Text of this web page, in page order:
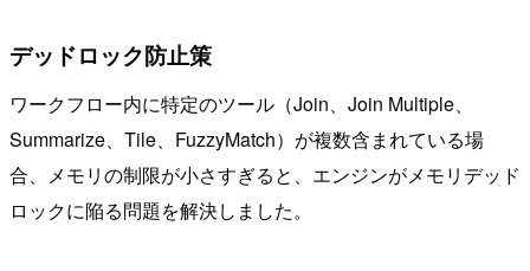
デッドロック防止策
ワークフロー内に特定のツール（Join、Join Multiple、
Summarize、Tile、FuzzyMatch）が複数含まれている場
合、メモリの制限が小さすぎると、エンジンがメモリデッド
ロックに陥る問題を解決しました。